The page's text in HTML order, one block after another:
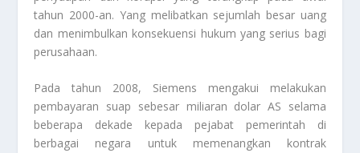
tahun 2000-an. Yang melibatkan sejumlah besar uang
dan menimbulkan konsekuensi hukum yang serius bagi
perusahaan.
Pada tahun 2008, Siemens mengakui melakukan
pembayaran suap sebesar miliaran dolar AS selama
beberapa dekade kepada pejabat pemerintah di
berbagai negara untuk memenangkan kontrak